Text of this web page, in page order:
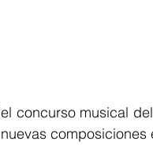
concurso musical